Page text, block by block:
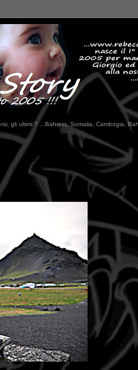
gli ultimi ? ...Bahrein, Somalia, Cambogia,